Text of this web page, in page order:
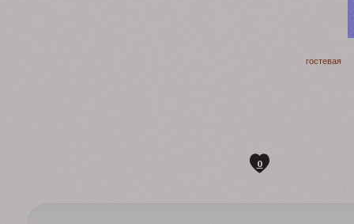
гостевая
0